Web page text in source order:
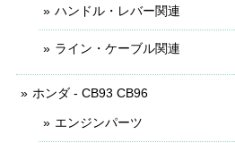
ハンドル・レバー関連
ライン・ケーブル関連
ホンダ - CB93 CB96
エンジンパーツ